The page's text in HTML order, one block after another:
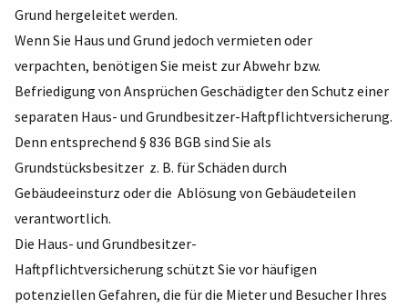
Grund hergeleitet werden.
Wenn Sie Haus und Grund jedoch vermieten oder
verpachten, benötigen Sie meist zur Abwehr bzw.
Befriedigung von Ansprüchen Geschädigter den Schutz einer
separaten Haus- und Grundbesitzer-Haftpflichtversicherung.
Denn entsprechend § 836 BGB sind Sie als
Grundstücksbesitzer z. B. für Schäden durch
Gebäudeeinsturz oder die Ablösung von Gebäudeteilen
verantwortlich.
Die Haus- und Grundbesitzer-
Haftpflichtversicherung schützt Sie vor häufigen
potenziellen Gefahren, die für die Mieter und Besucher Ihres